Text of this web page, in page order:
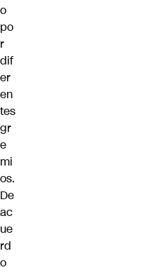
o
po
r
dif
er
en
tes
gr
e
mi
os.
De
ac
ue
rd
o